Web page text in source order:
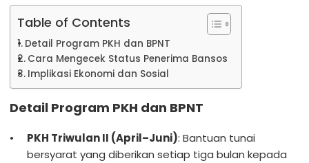
Table of Contents
Detail Program PKH dan BPNT
Cara Mengecek Status Penerima Bansos
Implikasi Ekonomi dan Sosial
Detail Program PKH dan BPNT
PKH Triwulan II (April–Juni): Bantuan tunai
bersyarat yang diberikan setiap tiga bulan kepada